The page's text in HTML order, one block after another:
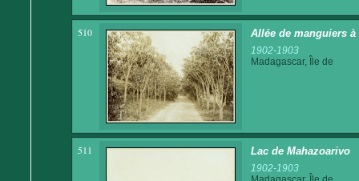
510 Allée de manguiers à
1902-1903
Madagascar, Île de
511 Lac de Mahazoarivo
1902-1903